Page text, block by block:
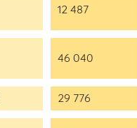
12 487
46 040
29 776